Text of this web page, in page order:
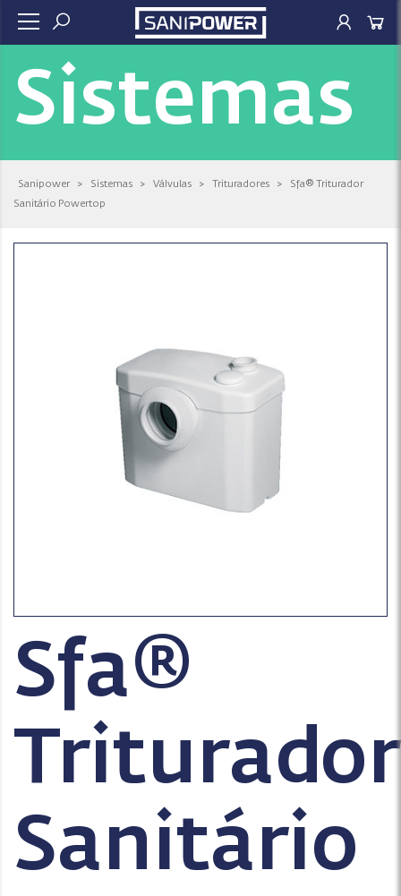
Sistemas
Sanipower > Sistemas > Válvulas > Trituradores >
Sfa® Triturador
Sanitário Powertop
Sfa®
Triturador
Sanitário